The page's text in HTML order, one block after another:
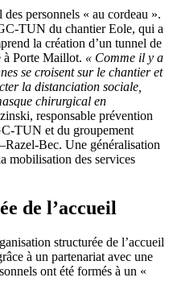
personnels « au cordeau ».
TUN du chantier Eole, qui a
la création d’un tunnel de
à Porte Maillot. « Comme il y a
se croisent sur le chantier et
la distanciation sociale,
chirurgical en
responsable prévention
TUN et du groupement
Bec. Une généralisation
mobilisation des services
de l’accueil
structurée de l’accueil
à un partenariat avec une
ont été formés à un «